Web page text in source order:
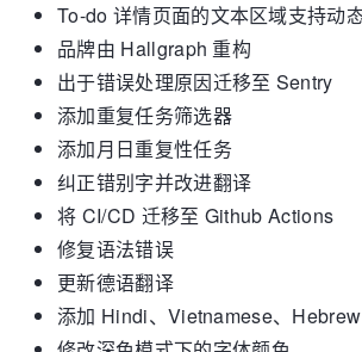
To-do 详情页面的文本区域支持动
品牌由 Hallgraph 重构
出于错误处理原因迁移至 Sentry
添加重复任务筛选器
添加月日重复性任务
纠正错别字并改进翻译
将 CI/CD 迁移至 Github Actions
修复语法错误
更新德语翻译
添加 Hindi、Vietnamese、